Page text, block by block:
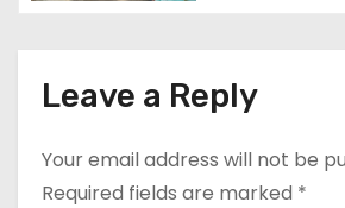
n
Leave a Reply
Your email address will not be
Required fields are marked *